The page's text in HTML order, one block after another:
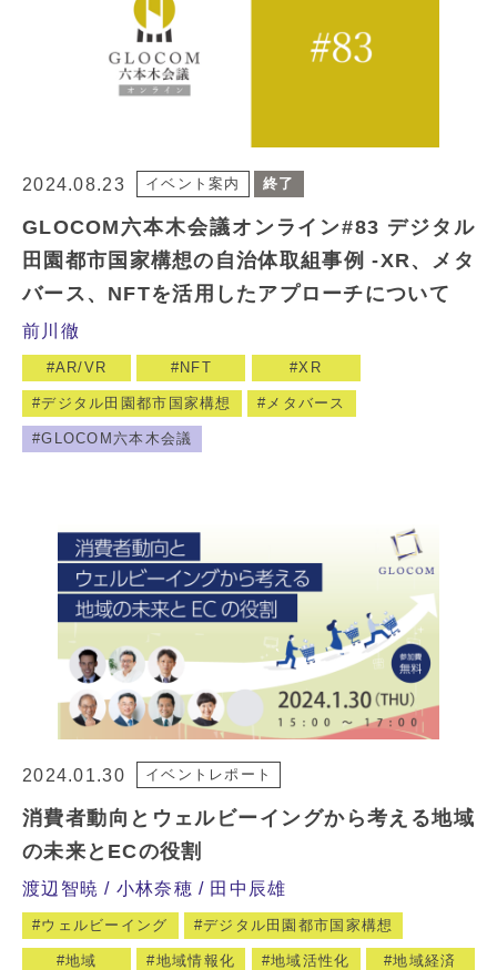
2024.08.23 イベント案内 終了
GLOCOM六本木会議オンライン#83 デジタル
田園都市国家構想の自治体取組事例 -XR、メタ
バース、NFTを活用したアプローチについて
前川徹
AR/VR NFT XR
デジタル田園都市国家構想 メタバース
GLOCOM六本木会議
2024.01.30 イベントレポート
消費者動向とウェルビーイングから考える地域
の未来とECの役割
渡辺智暁 小林奈穂 田中辰雄
ウェルビーイング デジタル田園都市国家構想
地域 地域情報化 地域活性化 地域経済